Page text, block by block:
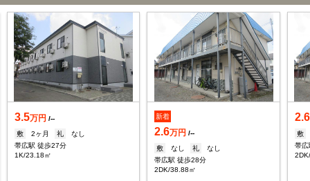
3.5万円 /--
敷
2ヶ月 礼
なし
帯広駅 徒歩27分
1K/23.18㎡
新着
2.6万円 /--
敷
なし 礼
なし
帯広駅 徒歩28分
2DK/38.88㎡
2.6
敷
帯